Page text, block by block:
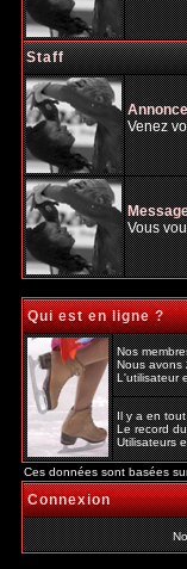
Staff
Venez
Vous
Qui est en ligne ?
Nos
Nous avons
L'utilisateur
Il y a en
Le record
Utilisateurs
Ces données sont basées
Connexion